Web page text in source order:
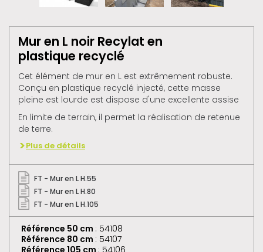
Mur en L noir Recylat en
plastique recyclé
Cet élément de mur en L est extrêmement robuste.
Conçu en plastique recyclé injecté, cette masse
pleine est lourde est dispose d'une excellente assise
En limite de terrain, il permet la réalisation de retenue
de terre.
Plus de détails
FT - Mur en L H.55
FT - Mur en L H.80
FT - Mur en L H.105
Référence 50 cm : 54108
Référence 80 cm : 54107
Référence 105 cm : 54106